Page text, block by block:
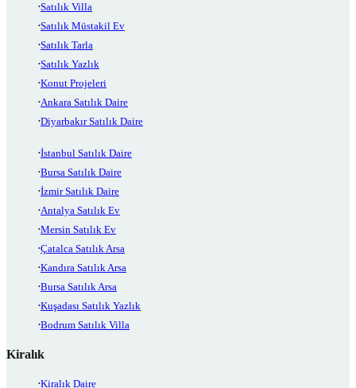
Satılık Villa
Satılık Müstakil Ev
Satılık Tarla
Satılık Yazlık
Konut Projeleri
Ankara Satılık Daire
Diyarbakır Satılık Daire
İstanbul Satılık Daire
Bursa Satılık Daire
İzmir Satılık Daire
Antalya Satılık Ev
Mersin Satılık Ev
Çatalca Satılık Arsa
Kandıra Satılık Arsa
Bursa Satılık Arsa
Kuşadası Satılık Yazlık
Bodrum Satılık Villa
Kiralık
Kiralık Daire